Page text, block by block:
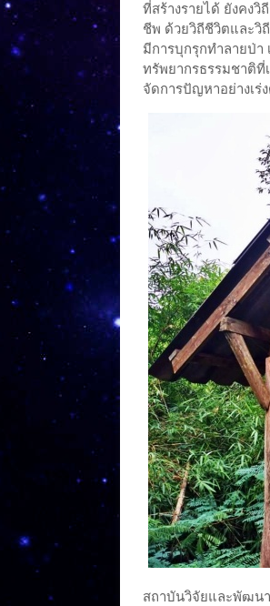
ที่สร้างรายได้ ยังคงวิ
ชีพ ด้วยวิถีชีวิตและวิ
มีการบุกรุกทำลายป่
ทรัพยากรธรรมชาติที่
จัดการปัญหาอย่างเร่
สถาบันวิจัยและพัฒน